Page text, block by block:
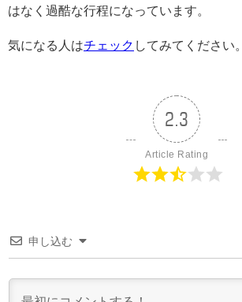
はなく過酷な行程になっています。
気になる人はチェック してみてください。
2.3
Article Rating
申し込む